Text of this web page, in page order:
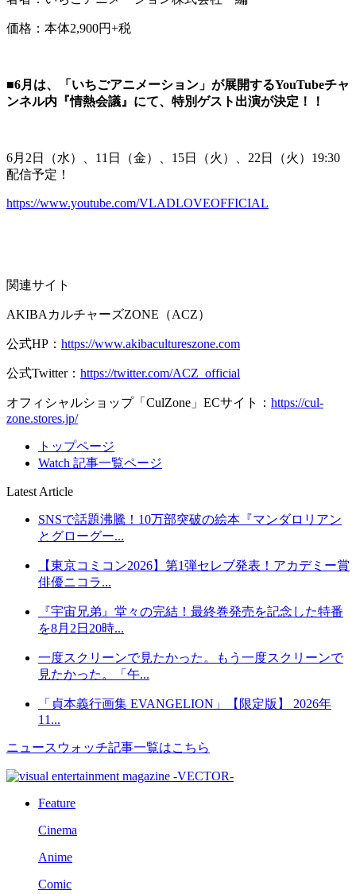
価格：本体2,900円+税
■6月は、「いちごアニメーション」が展開するYouTubeチャ
ンネル内『情熱会議』にて、特別ゲスト出演が決定！！
6月2日（水）、11日（金）、15日（火）、22日（火）19:30
配信予定！
https://www.youtube.com/VLADLOVEOFFICIAL
関連サイト
AKIBAカルチャーズZONE（ACZ）
公式HP： https://www.akibacultureszone.com
公式Twitter： https://twitter.com/ACZ_official
オフィシャルショップ「CulZone」ECサイト： https://cul-
zone.stores.jp/
トップページ
Watch 記事一覧ページ
Latest Article
SNSで話題沸騰！10万部突破の絵本『マンダロリアン
とグローグー...
【東京コミコン2026】第1弾セレブ発表！アカデミー賞
俳優ニコラ...
『宇宙兄弟』堂々の完結！最終巻発売を記念した特番
を8月2日20時...
一度スクリーンで見たかった。もう一度スクリーンで
見たかった。「午...
「貞本義行画集 EVANGELION」【限定版】 2026年
11...
ニュースウォッチ記事一覧はこちら
Feature
Cinema
Anime
Comic